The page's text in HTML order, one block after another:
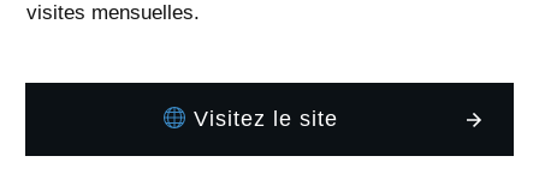
visites mensuelles.
Visitez le site